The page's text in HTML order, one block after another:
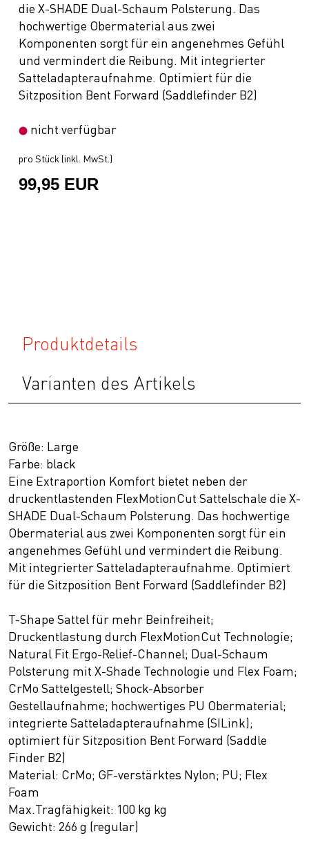
die X-SHADE Dual-Schaum Polsterung. Das
hochwertige Obermaterial aus zwei
Komponenten sorgt für ein angenehmes Gefühl
und vermindert die Reibung. Mit integrierter
Satteladapteraufnahme. Optimiert für die
Sitzposition Bent Forward (Saddlefinder B2)
nicht verfügbar
pro Stück (inkl. MwSt.)
99,95 EUR
Produktdetails
Varianten des Artikels
Größe: Large
Farbe: black
Eine Extraportion Komfort bietet neben der
druckentlastenden FlexMotionCut Sattelschale die X-
SHADE Dual-Schaum Polsterung. Das hochwertige
Obermaterial aus zwei Komponenten sorgt für ein
angenehmes Gefühl und vermindert die Reibung.
Mit integrierter Satteladapteraufnahme. Optimiert
für die Sitzposition Bent Forward (Saddlefinder B2)
T-Shape Sattel für mehr Beinfreiheit;
Druckentlastung durch FlexMotionCut Technologie;
Natural Fit Ergo-Relief-Channel; Dual-Schaum
Polsterung mit X-Shade Technologie und Flex Foam;
CrMo Sattelgestell; Shock-Absorber
Gestellaufnahme; hochwertiges PU Obermaterial;
integrierte Satteladapteraufnahme (SILink);
optimiert für Sitzposition Bent Forward (Saddle
Finder B2)
Material: CrMo; GF-verstärktes Nylon; PU; Flex
Foam
Max.Tragfähigkeit: 100 kg kg
Gewicht: 266 g (regular)